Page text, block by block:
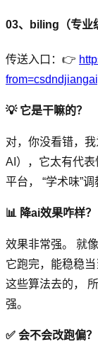
03、biling（专业
传送入口：👉
💡 它是干嘛的？
对，你没看错，
AI），它太有代
平台， “学术味”调
📊 降ai效果咋样？
效果非常强。 就
它跑完，能稳稳
这些算法去的，
强。
✅ 会不会改跑偏？